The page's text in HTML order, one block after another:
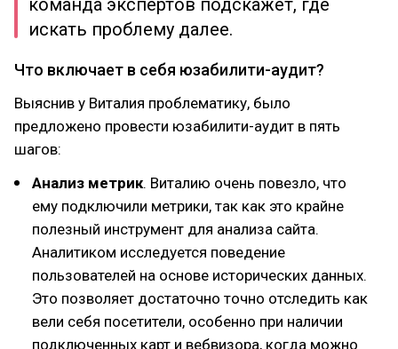
команда экспертов подскажет, где
искать проблему далее.
Что включает в себя юзабилити-аудит?
Выяснив у Виталия проблематику, было
предложено провести юзабилити-аудит в пять
шагов:
Анализ метрик. Виталию очень повезло, что
ему подключили метрики, так как это крайне
полезный инструмент для анализа сайта.
Аналитиком исследуется поведение
пользователей на основе исторических данных.
Это позволяет достаточно точно отследить как
вели себя посетители, особенно при наличии
подключенных карт и вебвизора, когда можно